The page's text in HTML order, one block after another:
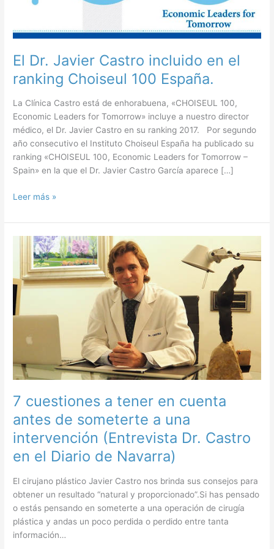
El Dr. Javier Castro incluido en el
ranking Choiseul 100 España.
La Clínica Castro está de enhorabuena, «CHOISEUL 100,
Economic Leaders for Tomorrow» incluye a nuestro director
médico, el Dr. Javier Castro en su ranking 2017. Por segundo
año consecutivo el Instituto Choiseul España ha publicado su
ranking «CHOISEUL 100, Economic Leaders for Tomorrow –
Spain» en la que el Dr. Javier Castro García aparece […]
El
Javier
Castro
incluido
el
ranking
Choiseul
100
Leer más »
7 cuestiones a tener en cuenta
antes de someterte a una
intervención (Entrevista Dr. Castro
en el Diario de Navarra)
El cirujano plástico Javier Castro nos brinda sus consejos para
obtener un resultado “natural y proporcionado”.Si has pensado
o estás pensando en someterte a una operación de cirugía
plástica y andas un poco perdida o perdido entre tanta
información…